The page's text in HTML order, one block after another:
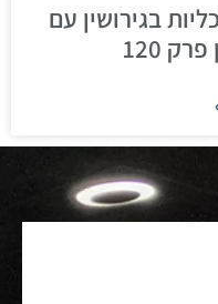
בגירושין עם
120